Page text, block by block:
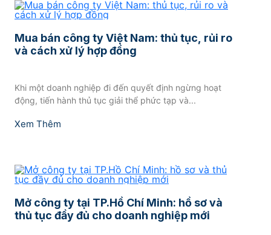
Mua bán công ty Việt Nam: thủ tục, rủi ro
và cách xử lý hợp đồng
Khi một doanh nghiệp đi đến quyết định ngừng hoạt
động, tiến hành thủ tục giải thể phức tạp và...
Xem Thêm
Mở công ty tại TP.Hồ Chí Minh: hồ sơ và
thủ tục đầy đủ cho doanh nghiệp mới